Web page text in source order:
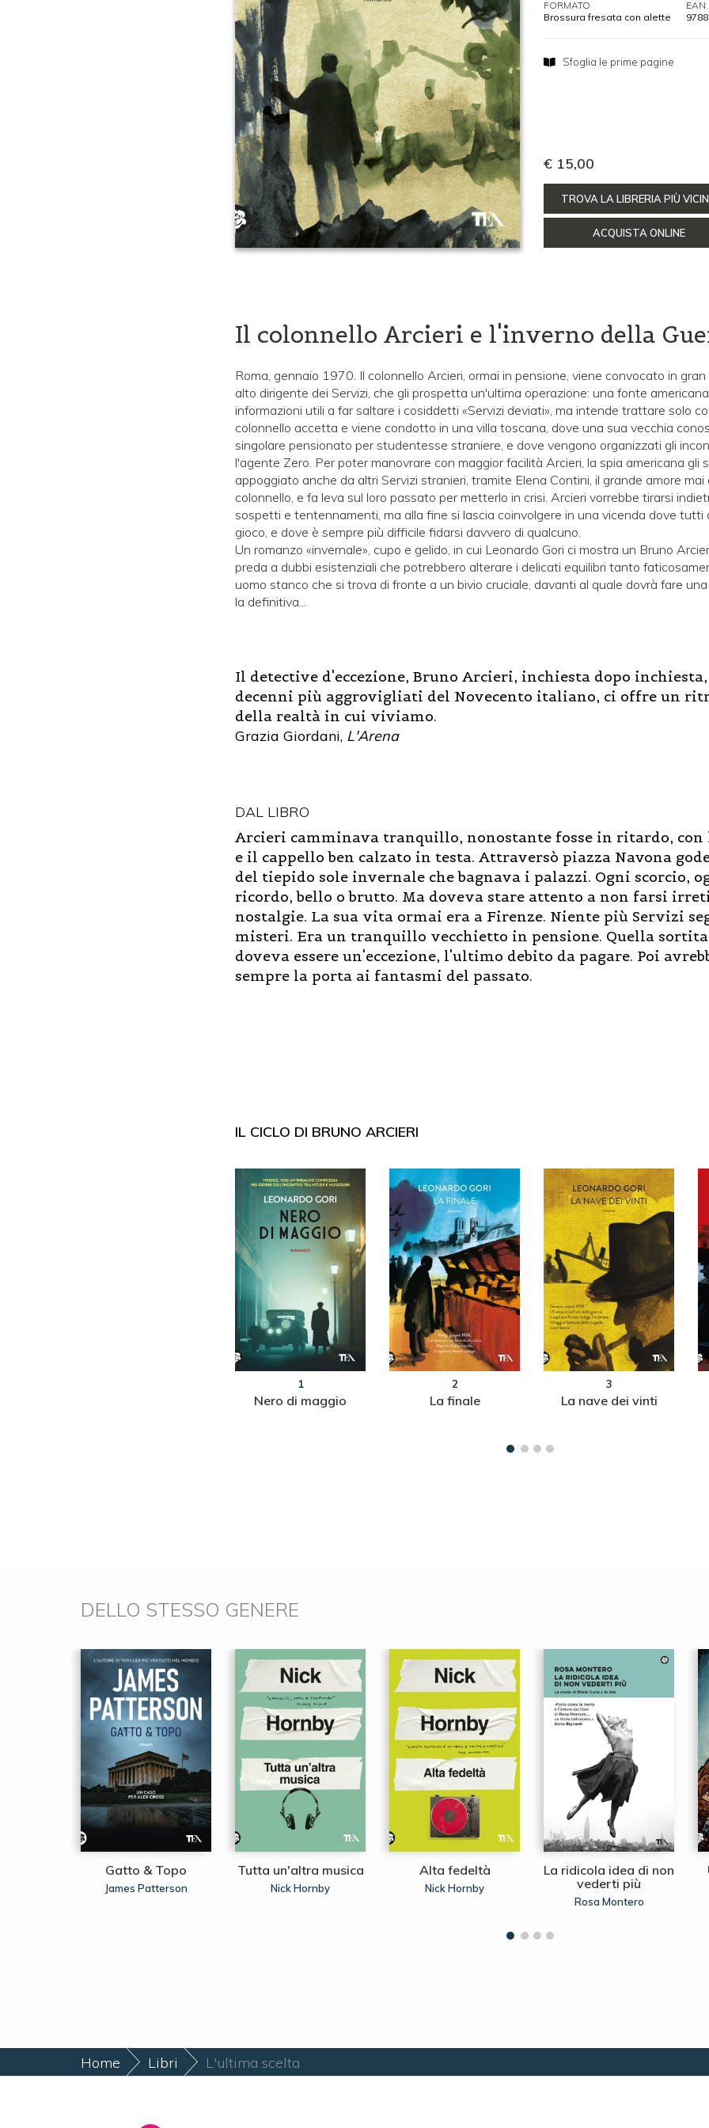
€ 15,00
TROVA LA LIBRERIA PIÙ
ACQUISTA ONLINE
FORMATO
Brossura fresata con alette
EAN
Sfoglia le prime pagine
Il colonnello Arcieri e l'inverno della
Roma, gennaio 1970. Il colonnello Arcieri, ormai in pensione, viene convocato in
alto dirigente dei Servizi, che gli prospetta un'ultima operazione: una fonte
informazioni utili a far saltare i cosiddetti «Servizi deviati», ma intende trattare solo
colonnello accetta e viene condotto in una villa toscana, dove una sua vecchia
singolare pensionato per studentesse straniere, e dove vengono organizzati gli
l'agente Zero. Per poter manovrare con maggior facilità Arcieri, la spia americana gli
appoggiato anche da altri Servizi stranieri, tramite Elena Contini, il grande amore
colonnello, e fa leva sul loro passato per metterlo in crisi. Arcieri vorrebbe tirarsi
sospetti e tentennamenti, ma alla fine si lascia coinvolgere in una vicenda dove tutti
gioco, e dove è sempre più difficile fidarsi davvero di qualcuno.
Un romanzo «invernale», cupo e gelido, in cui Leonardo Gori ci mostra un Bruno
preda a dubbi esistenziali che potrebbero alterare i delicati equilibri tanto
uomo stanco che si trova di fronte a un bivio cruciale, davanti al quale dovrà fare
la definitiva...
Il detective d'eccezione, Bruno Arcieri, inchiesta dopo
decenni più aggrovigliati del Novecento italiano, ci offre un
della realtà in cui viviamo.
Grazia Giordani, L'Arena
DAL LIBRO
Arcieri camminava tranquillo, nonostante fosse in ritardo, con
e il cappello ben calzato in testa. Attraversò piazza Navona
del tiepido sole invernale che bagnava i palazzi. Ogni scorcio,
ricordo, bello o brutto. Ma doveva stare attento a non farsi
nostalgie. La sua vita ormai era a Firenze. Niente più Servizi
misteri. Era un tranquillo vecchietto in pensione. Quella
doveva essere un'eccezione, l'ultimo debito da pagare. Poi
sempre la porta ai fantasmi del passato.
IL CICLO DI BRUNO ARCIERI
1
Nero di maggio
2
La finale
3
La nave dei vinti
DELLO STESSO GENERE
Gatto & Topo
James Patterson
Tutta un'altra musica
Nick Hornby
Alta fedeltà
Nick Hornby
La ridicola idea di non
vederti più
Rosa Montero
Home Libri L'ultima scelta